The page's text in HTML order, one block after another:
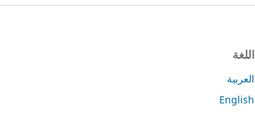
اللغة
العربية
English